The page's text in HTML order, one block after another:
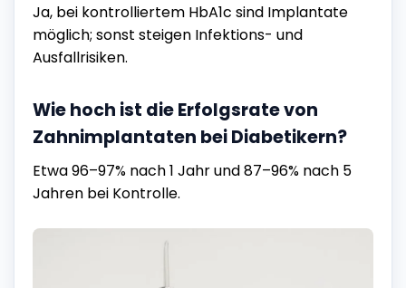
Ja, bei kontrolliertem HbA1c sind Implantate
möglich; sonst steigen Infektions- und
Ausfallrisiken.
Wie hoch ist die Erfolgsrate von
Zahnimplantaten bei Diabetikern?
Etwa 96–97% nach 1 Jahr und 87–96% nach 5
Jahren bei Kontrolle.